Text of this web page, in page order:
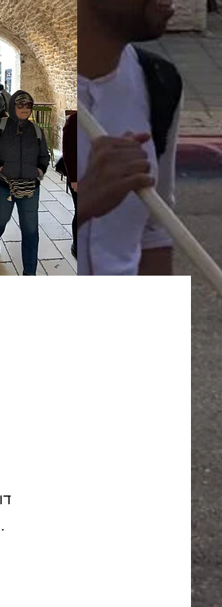
וערכית — מדרשת יפו היא הכתובת." — סהר שוקר, מתכללת מסלול מחוננים, ישיבת אוהל שלמה באר שבע.